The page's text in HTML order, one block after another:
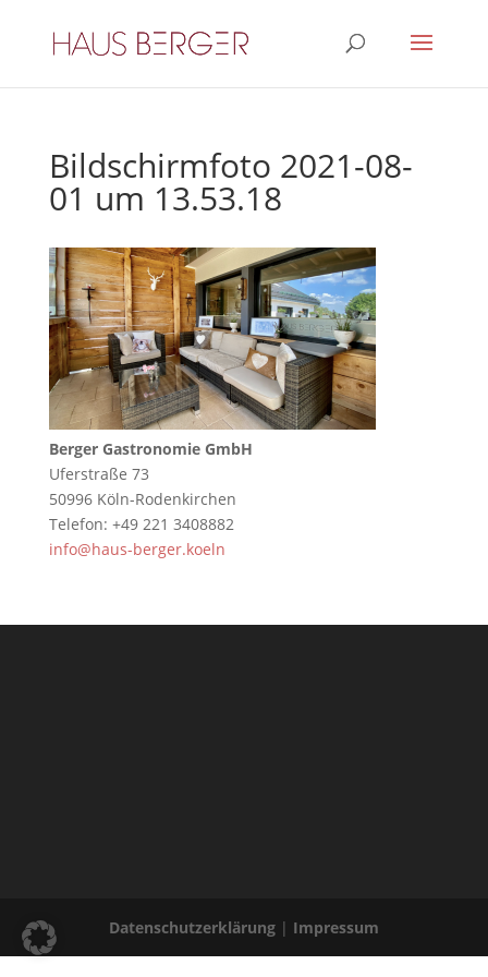
Bildschirmfoto 2021-08-
01 um 13.53.18
Berger Gastronomie GmbH
Uferstraße 73
50996 Köln-Rodenkirchen
Telefon: +49 221 3408882
info@haus-berger.koeln
Datenschutzerklärung| Impressum